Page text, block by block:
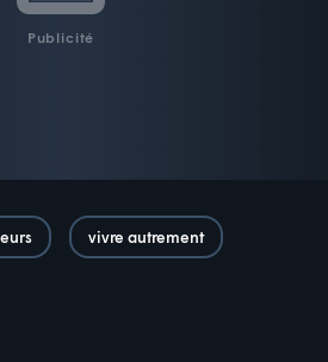
Publicité
vivre autrement